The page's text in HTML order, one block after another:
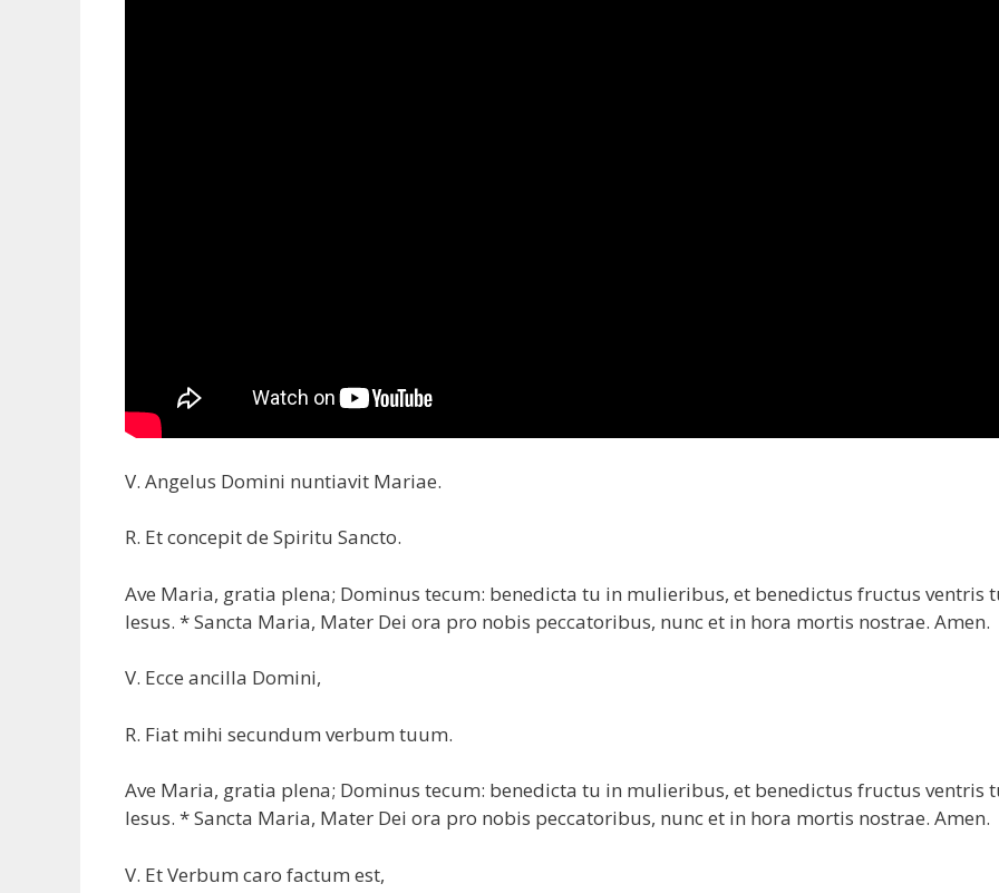
V. Angelus Domini nuntiavit Mariae.
R. Et concepit de Spiritu Sancto.
Ave Maria, gratia plena; Dominus tecum: benedicta tu in mulieribus, et benedictus fructus ventris
Iesus. * Sancta Maria, Mater Dei ora pro nobis peccatoribus, nunc et in hora mortis nostrae. Amen.
V. Ecce ancilla Domini,
R. Fiat mihi secundum verbum tuum.
Ave Maria, gratia plena; Dominus tecum: benedicta tu in mulieribus, et benedictus fructus ventris
Iesus. * Sancta Maria, Mater Dei ora pro nobis peccatoribus, nunc et in hora mortis nostrae. Amen.
V. Et Verbum caro factum est,